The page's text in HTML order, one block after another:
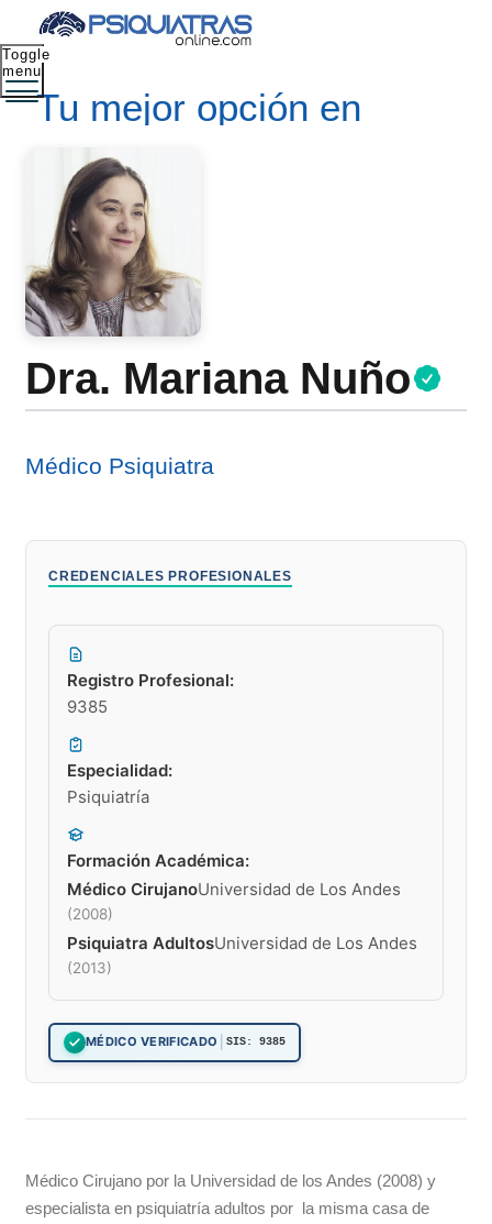
Tu mejor opción en
salud mental
Toggle
menu
Dra. Mariana Nuño
Médico Psiquiatra
CREDENCIALES PROFESIONALES
Registro Profesional:
9385
Especialidad:
Psiquiatría
Formación Académica:
Médico CirujanoUniversidad de Los Andes
(2008)
Psiquiatra AdultosUniversidad de Los Andes
(2013)
MÉDICO VERIFICADO SIS: 9385
Médico Cirujano por la Universidad de los Andes (2008) y
especialista en psiquiatría adultos por la misma casa de